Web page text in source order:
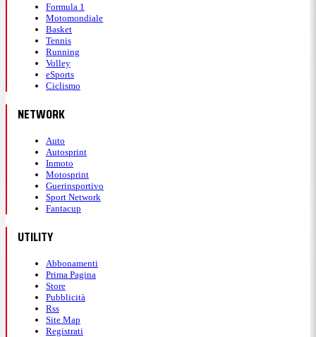
Formula 1
Motomondiale
Basket
Tennis
Running
Volley
eSports
Ciclismo
NETWORK
Auto
Autosprint
Inmoto
Motosprint
Guerinsportivo
Sport Network
Fantacup
UTILITY
Abbonamenti
Prima Pagina
Store
Pubblicità
Rss
Site Map
Registrati